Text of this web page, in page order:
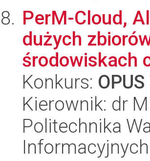
PerM-Cloud,
dużych
środowiskach
Konkurs: OPUS
Kierownik: dr
Politechnika
Informacyjnych